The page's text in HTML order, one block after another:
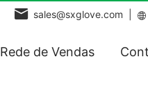
sales@sxglove.com |
Rede de Vendas